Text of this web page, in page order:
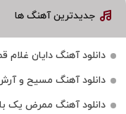
جدیدترین آهنگ ها
دانلود آهنگ دایان غلام
دانلود آهنگ مسیح و
دانلود آهنگ ممرض یک